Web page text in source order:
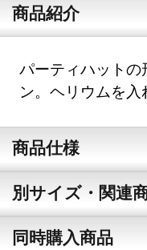
商品紹介
パーティハット
ン。ヘリウムを入
商品仕様
別サイズ・関連
同時購入商品